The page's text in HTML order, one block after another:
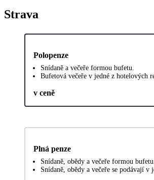
Strava
Polopenze
Snídaně a večeře formou bufetu.
Bufetová večeře v jedné z hotelových
v ceně
Plná penze
Snídaně, obědy a večeře formou bufetu.
Snídaně, obědy a večeře se podávají